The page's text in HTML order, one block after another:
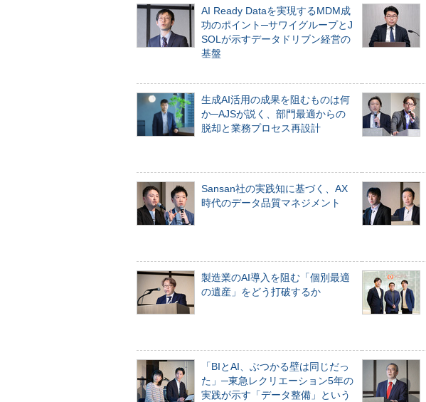
AI Ready Dataを実現するMDM成
功のポイント─サワイグループとJ
SOLが示すデータドリブン経営の
基盤
生成AI活用の成果を阻むものは何
か─AJSが説く、部門最適からの
脱却と業務プロセス再設計
Sansan社の実践知に基づく、AX
時代のデータ品質マネジメント
製造業のAI導入を阻む「個別最適
の遺産」をどう打破するか
「BIとAI、ぶつかる壁は同じだっ
た」─東急レクリエーション5年の
実践が示す「データ整備」という